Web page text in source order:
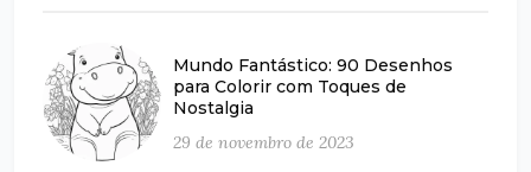
Mundo Fantástico: 90 Desenhos
para Colorir com Toques de
Nostalgia
29 de novembro de 2023